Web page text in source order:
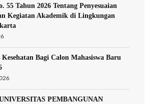
55 Tahun 2026 Tentang Penyesuaian
Kegiatan Akademik di Lingkungan
Kesehatan Bagi Calon Mahasiswa Baru
PEMBANGUNAN